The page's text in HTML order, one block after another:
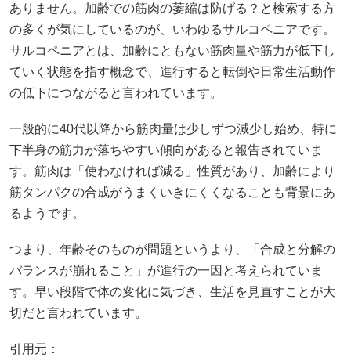
ありません。加齢での筋肉の萎縮は防げる？と検索する方
の多くが気にしているのが、いわゆるサルコペニアです。
サルコペニアとは、加齢にともない筋肉量や筋力が低下し
ていく状態を指す概念で、進行すると転倒や日常生活動作
の低下につながると言われています。
一般的に40代以降から筋肉量は少しずつ減少し始め、特に
下半身の筋力が落ちやすい傾向があると報告されていま
す。筋肉は「使わなければ減る」性質があり、加齢により
筋タンパクの合成がうまくいきにくくなることも背景にあ
るようです。
つまり、年齢そのものが問題というより、「合成と分解の
バランスが崩れること」が進行の一因と考えられていま
す。早い段階で体の変化に気づき、生活を見直すことが大
切だと言われています。
引用元：